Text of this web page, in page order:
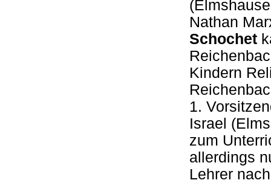
Nathan
Schochet
Kindern
1.
Israel
zum
allerdings
Lehrer